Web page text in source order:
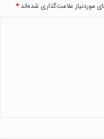
موردنیاز علامت‌گذاری شده‌اند*